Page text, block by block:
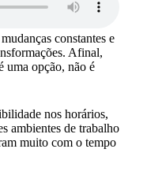
constantes e
Afinal,
uma opção, não é
nos horários,
ambientes de trabalho
muito com o tempo